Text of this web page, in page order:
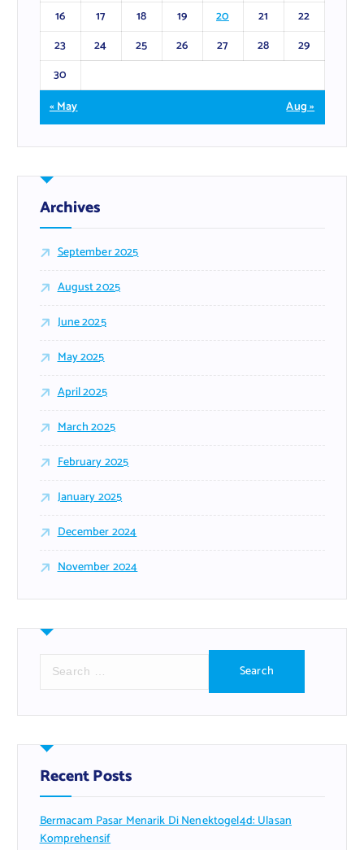
16
17 18 19 20 21
22
23
24 25 26 27 28
29
30
« May
Aug »
Archives
September 2025
August 2025
June 2025
May 2025
April 2025
March 2025
February 2025
January 2025
December 2024
November 2024
r
h
f
o
:
Recent Posts
Bermacam Pasar Menarik Di Nenektogel4d: Ulasan
Komprehensif